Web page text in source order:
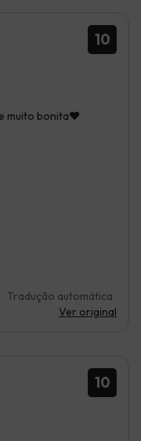
10
muito bonita♥️
Tradução automática
Ver original
10